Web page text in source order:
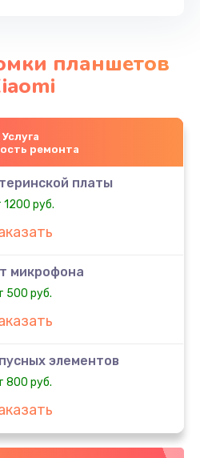
планшетов
Услуга
ремонта
платы
1200 руб.
микрофона
500 руб.
элементов
800 руб.
сим-лотка